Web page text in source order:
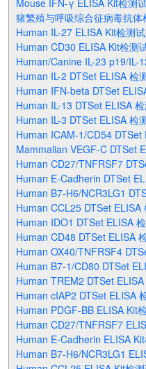
Mouse IFN-γ ELISA Kit检测
猪繁殖与呼吸综合征病毒抗
Human IL-27 ELISA Kit检测
Human CD30 ELISA Kit检测
Human/Canine IL-23 p19/IL-
Human IL-2 DTSet ELISA 检
Human IFN-beta DTSet
Human IL-13 DTSet ELISA
Human IL-3 DTSet ELISA 检
Human ICAM-1/CD54 DTSet
Mammalian VEGF-C DTSet
Human CD27/TNFRSF7
Human E-Cadherin DTSet
Human B7-H6/NCR3LG1
Human CCL25 DTSet ELISA
Human IDO1 DTSet ELISA
Human CD48 DTSet ELISA
Human OX40/TNFRSF4
Human B7-1/CD80 DTSet
Human TREM2 DTSet
Human cIAP2 DTSet ELISA
Human PDGF-BB ELISA Kit
Human CD27/TNFRSF7
Human E-Cadherin ELISA
Human B7-H6/NCR3LG1